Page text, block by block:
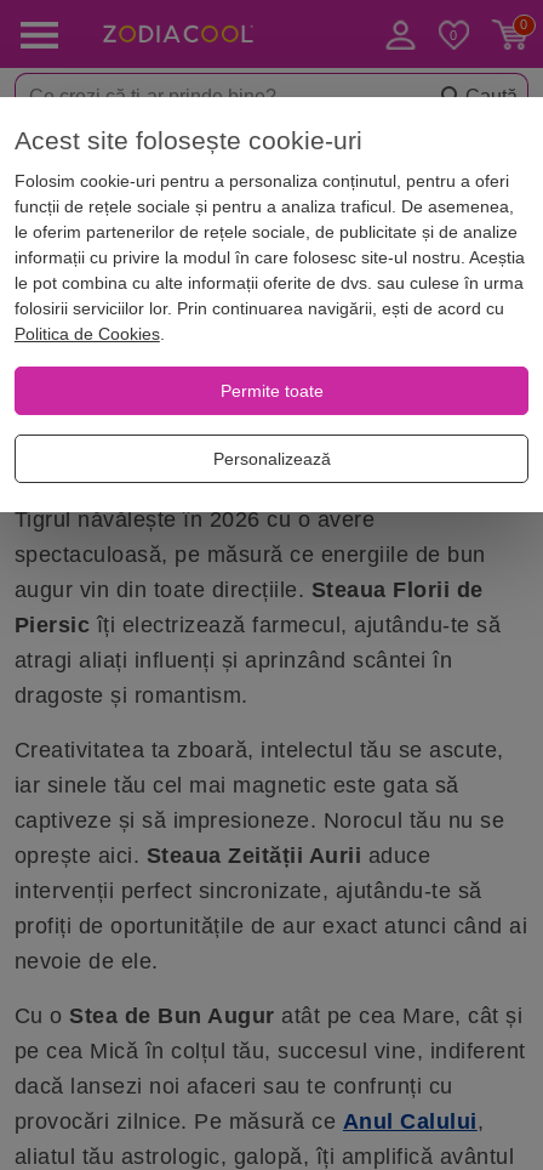
Caută
Acasă Horoscop Horoscopul Chinezesc 2026 Tigru
Horoscopul Chinezesc 2026 Tigru
Consultă Horoscopul anului 2026 pentru nativii din
zodia Tigru născuți în anii 1950, 1962, 1974, 1986,
1998, 2010, află ce îți rezervă astrele in 2026
Un an al iubirii, norocului și salturilor mari
Tigrul năvălește în 2026 cu o avere
spectaculoasă, pe măsură ce energiile de bun
augur vin din toate direcțiile. Steaua Florii de
Piersic îți electrizează farmecul, ajutându-te să
atragi aliați influenți și aprinzând scântei în
dragoste și romantism.
Creativitatea ta zboară, intelectul tău se ascute,
iar sinele tău cel mai magnetic este gata să
captiveze și să impresioneze. Norocul tău nu se
oprește aici. Steaua Zeității Aurii aduce
intervenții perfect sincronizate, ajutându-te să
profiți de oportunitățile de aur exact atunci când ai
nevoie de ele.
Cu o Stea de Bun Augur atât pe cea Mare, cât și
pe cea Mică în colțul tău, succesul vine, indiferent
dacă lansezi noi afaceri sau te confrunți cu
provocări zilnice. Pe măsură ce Anul Calului,
aliatul tău astrologic, galopă, îți amplifică avântul
Acest site folosește cookie-uri
Folosim cookie-uri pentru a personaliza conținutul, pentru a oferi
funcții de rețele sociale și pentru a analiza traficul. De asemenea,
le oferim partenerilor de rețele sociale, de publicitate și de analize
informații cu privire la modul în care folosesc site-ul nostru. Aceștia
le pot combina cu alte informații oferite de dvs. sau culese în urma
folosirii serviciilor lor. Prin continuarea navigării, ești de acord cu
Politica de Cookies.
Permite toate
Personalizează